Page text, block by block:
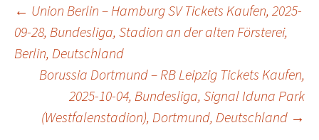
Post
navigation
← Union Berlin – Hamburg SV Tickets Kaufen, 2025-
09-28, Bundesliga, Stadion an der alten Försterei,
Berlin, Deutschland
Borussia Dortmund – RB Leipzig Tickets Kaufen,
2025-10-04, Bundesliga, Signal Iduna Park
(Westfalenstadion), Dortmund, Deutschland →